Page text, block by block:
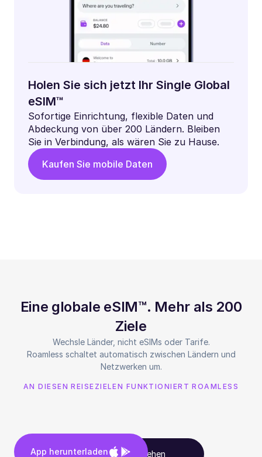
Holen Sie sich jetzt Ihr Single Global
eSIM™
Sofortige Einrichtung, flexible Daten und
Abdeckung von über 200 Ländern. Bleiben
Sie in Verbindung, als wären Sie zu Hause.
Kaufen Sie mobile Daten
Eine globale eSIM™. Mehr als 200
Ziele
Wechsle Länder, nicht eSIMs oder Tarife.
Roamless schaltet automatisch zwischen Ländern und
Netzwerken um.
AN DIESEN REISEZIELEN FUNKTIONIERT ROAMLESS
Alle Ziele ansehen
App herunterladen